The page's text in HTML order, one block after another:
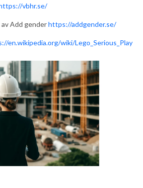
vbhr.se/
Add genderhttps://addgender.se/
en.wikipedia.org/wiki/Lego_Serious_Play